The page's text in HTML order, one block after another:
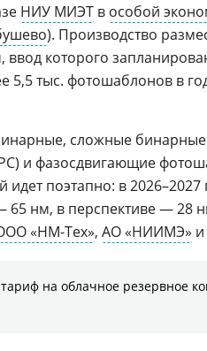
НИУ МИЭТ в особой
). Производство
которого
5,5 тыс. фотошаблонов в
сложные
и фазосдвигающие
поэтапно: в 2026–2027
65 нм, в перспективе — 28
«НМ-Тех», АО «НИИМЭ»
на облачное резервное